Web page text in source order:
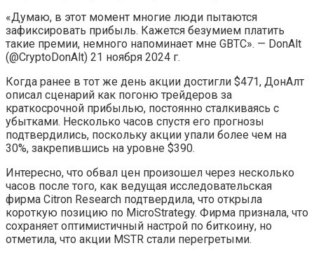
«Думаю, в этот момент многие люди пытаются
зафиксировать прибыль. Кажется безумием платить
такие премии, немного напоминает мне GBTC». — DonAlt
(@CryptoDonAlt) 21 ноября 2024 г.
Когда ранее в тот же день акции достигли $471, ДонАлт
описал сценарий как погоню трейдеров за
краткосрочной прибылью, постоянно сталкиваясь с
убытками. Несколько часов спустя его прогнозы
подтвердились, поскольку акции упали более чем на
30%, закрепившись на уровне $390.
Интересно, что обвал цен произошел через несколько
часов после того, как ведущая исследовательская
фирма Citron Research подтвердила, что открыла
короткую позицию по MicroStrategy. Фирма признала, что
сохраняет оптимистичный настрой по биткоину, но
отметила, что акции MSTR стали перегретыми.